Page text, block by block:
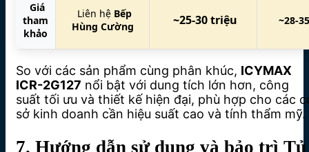
Giá
tham
khảo
Liên hệ Bếp
Hùng Cường
~25-30 triệu ~28-
So với các sản phẩm cùng phân khúc, ICYMAX
ICR-2G127 nổi bật với dung tích lớn hơn, công
suất tối ưu và thiết kế hiện đại, phù hợp cho các
sở kinh doanh cần hiệu suất cao và tính thẩm mỹ.
7. Hướng dẫn sử dụng và bảo trì Tủ